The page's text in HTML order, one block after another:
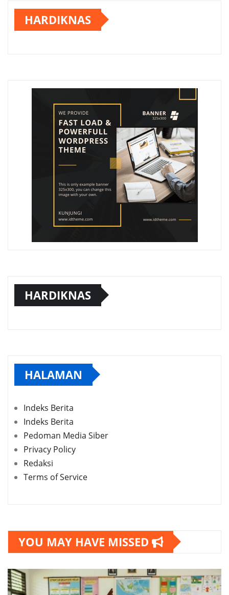
HARDIKNAS
HARDIKNAS
HALAMAN
Indeks Berita
Indeks Berita
Pedoman Media Siber
Privacy Policy
Redaksi
Terms of Service
YOU MAY HAVE MISSED